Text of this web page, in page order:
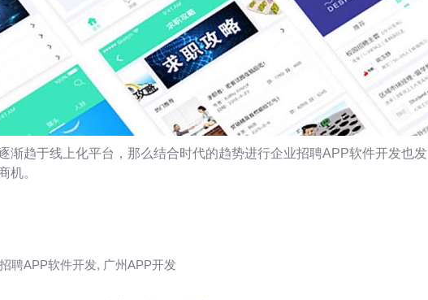
渐趋于线上化平台，那么结合时代的趋势进行企业招聘APP软件开发也发
机。
聘APP软件开发, 广州APP开发